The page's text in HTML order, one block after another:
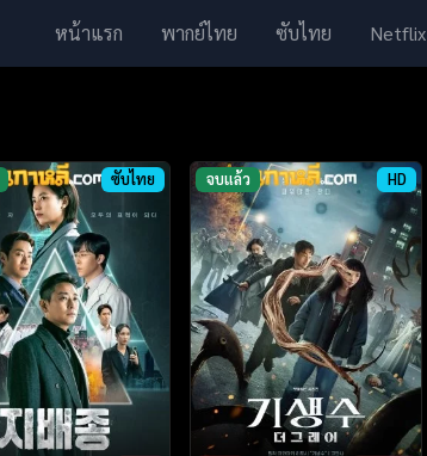
หน้าแรก พากย์ไทย ซับไทย Netflix
ซับไทย จบแล้ว HD